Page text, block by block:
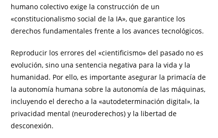
humano colectivo exige la construcción de un
«constitucionalismo social de la IA», que garantice los
derechos fundamentales frente a los avances tecnológicos.
Reproducir los errores del «cientificismo» del pasado no es
evolución, sino una sentencia negativa para la vida y la
humanidad. Por ello, es importante asegurar la primacía de
la autonomía humana sobre la autonomía de las máquinas,
incluyendo el derecho a la «autodeterminación digital», la
privacidad mental (neuroderechos) y la libertad de
desconexión.